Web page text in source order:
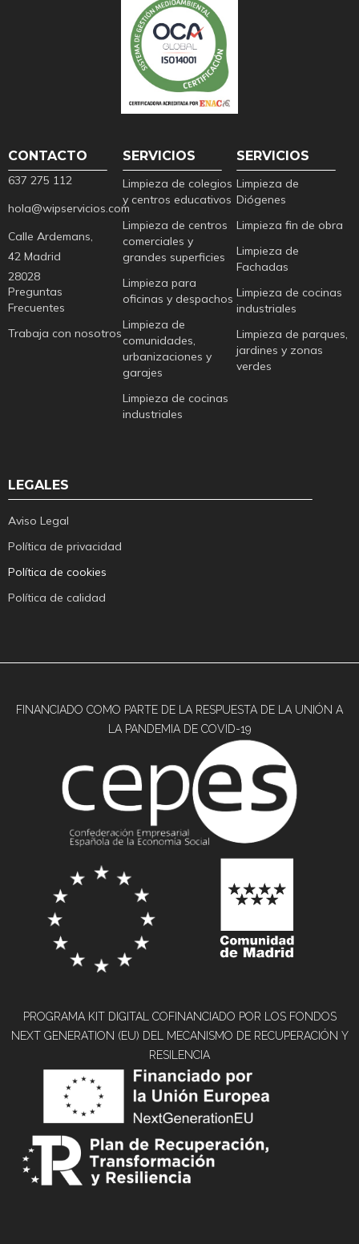
CONTACTO
637 275 112
hola@wipservicios.com
Calle Ardemans,
42 Madrid
28028
Preguntas
Frecuentes
Trabaja con nosotros
SERVICIOS
Limpieza de colegios
y centros educativos
Limpieza de centros
comerciales y
grandes superficies
Limpieza para
oficinas y despachos
Limpieza de
comunidades,
urbanizaciones y
garajes
Limpieza de cocinas
industriales
SERVICIOS
Limpieza de
Diógenes
Limpieza fin de obra
Limpieza de
Fachadas
Limpieza de cocinas
industriales
Limpieza de parques,
jardines y zonas
verdes
LEGALES
Aviso Legal
Política de privacidad
Política de cookies
Política de calidad
FINANCIADO COMO PARTE DE LA RESPUESTA DE LA UNIÓN A
LA PANDEMIA DE COVID-19
PROGRAMA KIT DIGITAL COFINANCIADO POR LOS FONDOS
NEXT GENERATION (EU) DEL MECANISMO DE RECUPERACIÓN Y
RESILENCIA